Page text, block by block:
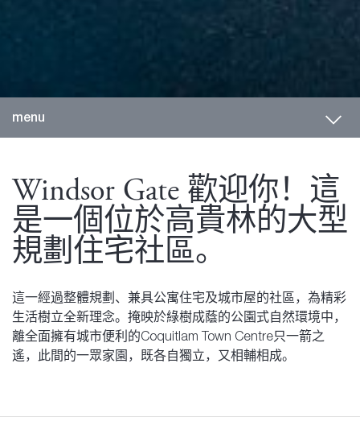
menu
Windsor Gate 歡迎你！這
是一個位於高貴林的大型
規劃住宅社區。
這一經過整體規劃、兼具公寓住宅及城市屋的社區，為精彩
生活樹立全新理念。掩映於綠樹成蔭的公園式自然環境中，
離全面擁有城市便利的Coquitlam Town Centre只一箭之
遙，此間的一眾家園，既各自獨立，又相輔相成。